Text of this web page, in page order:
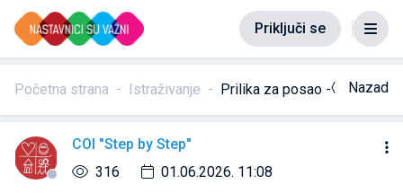
Priključi se
Početna strana Istraživanje Prilika za posao - Institut za
Nazad
COI "Step by Step"
316
01.06.2026. 11:08